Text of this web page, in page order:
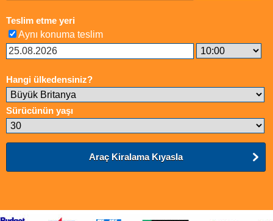
Teslim etme yeri
Aynı konuma teslim
Hangi ülkedensiniz?
Sürücünün yaşı
Araç Kiralama Kıyasla